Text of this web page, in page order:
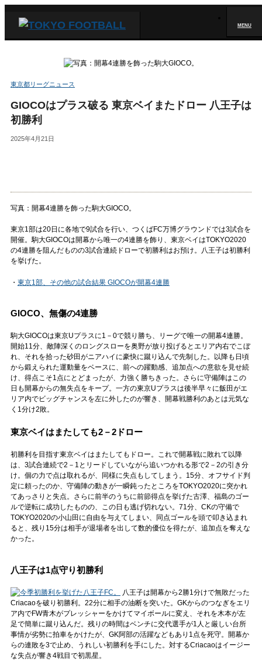
東京都リーグニュース
GIOCOはプラス破る 東京ベイまたドロー 八王子は
初勝利
2025年4月21日
写真：開幕4連勝を飾った駒大GIOCO。
東京1部は20日に各地で9試合を行い、つくばFC万博グラウンドでは3試合を
開催。駒大GIOCOは開幕から唯一の4連勝を飾り、東京ベイはTOKYO2020
の4連勝を阻んだものの3試合連続ドローで初勝利はお預け。八王子は初勝利
を挙げた。
・ 東京1部、その他の試合結果 GIOCOが開幕4連勝
GIOCO、無傷の4連勝
駒大GIOCOは東京Uプラスに1－0で競り勝ち、リーグで唯一の開幕4連勝。
開始11分、敵陣深くのロングスローを奥野が放り投げるとエリア内右でこぼ
れ、それを拾った砂田がニアハイに豪快に蹴り込んで先制した。以降も日頃
から鍛えられた運動量をベースに、前への躍動感、追加点への意欲を見せ続
け、得点こそ1点にとどまったが、力強く勝ちきった。さらに守備陣はこの
日も開幕からの無失点をキープ。一方の東京Uプラスは後半早々に飯田がエ
リア内でビッグチャンスを左に外したのが響き、開幕戦勝利のあとは元気な
く1分け2敗。
東京ベイはまたしても2－2ドロー
初勝利を目指す東京ベイはまたしてもドロー。これで開幕戦に敗れて以降
は、3試合連続で2－1とリードしていながら追いつかれる形で2－2の引き分
け。個の力で点は取れるが、同様に失点もしてしまう。15分、オフサイド判
定に頼ったのか、守備陣の動きが一瞬鈍ったところをTOKYO2020に突かれ
てあっさりと失点。さらに前半のうちに前節得点を挙げた古澤、福島のゴー
ルで逆転に成功したものの、この日も逃げ切れない。71分、CKの守備で
TOKYO2020の小山田に自由を与えてしまい、同点ゴールを頭で叩き込まれ
ると、残り15分は相手が退場者を出して数的優位を得たが、追加点を奪えな
かった。
八王子は1点守り初勝利
八王子は開幕から2勝1分けで無敗だった
Criacaoを破り初勝利。22分に相手の油断を突いた。GKからのつなぎをエリ
ア内でFW青木がプレッシャーをかけてマイボールに変え、それを木本が左
足で簡単に蹴り込んだ。残りの時間はベンチに交代選手が1人と厳しい台所
事情が劣勢に拍車をかけたが、GK阿部の活躍などもあり1点を死守。開幕か
らの連敗を3で止め、うれしい初勝利を手にした。対するCriacaoはイージー
な失点が響き4戦目で初黒星。
MENU